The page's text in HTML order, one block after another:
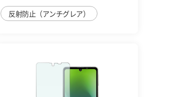
反射防止（アンチグレア）